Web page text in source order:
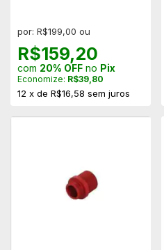
por: R$199,00 ou
R$159,20
com 20% OFF no Pix
Economize: R$39,80
12 x de R$16,58 sem juros